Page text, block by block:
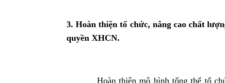
3. Hoàn thiện tổ chức, nâng cao chất
quyền XHCN.
Hoàn thiện mô hình tổng thể tổ